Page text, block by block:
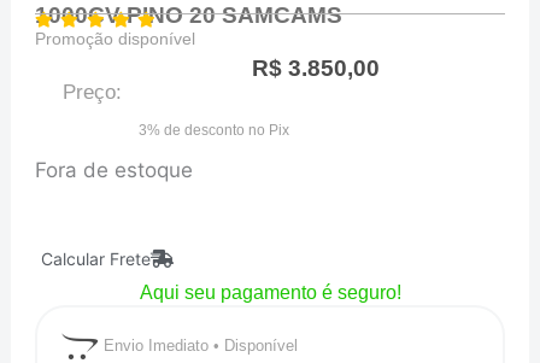
1000CV PINO 20 SAMCAMS
Promoção disponível
Preço:
R$3.850,00
3% de desconto no Pix
Fora de estoque
Calcular Frete
Aqui seu pagamento é seguro!
Envio Imediato • Disponível